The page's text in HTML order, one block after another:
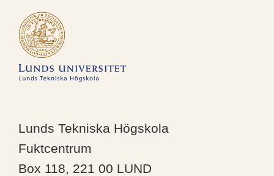
Lunds Tekniska Högskola
Fuktcentrum
Box 118, 221 00 LUND